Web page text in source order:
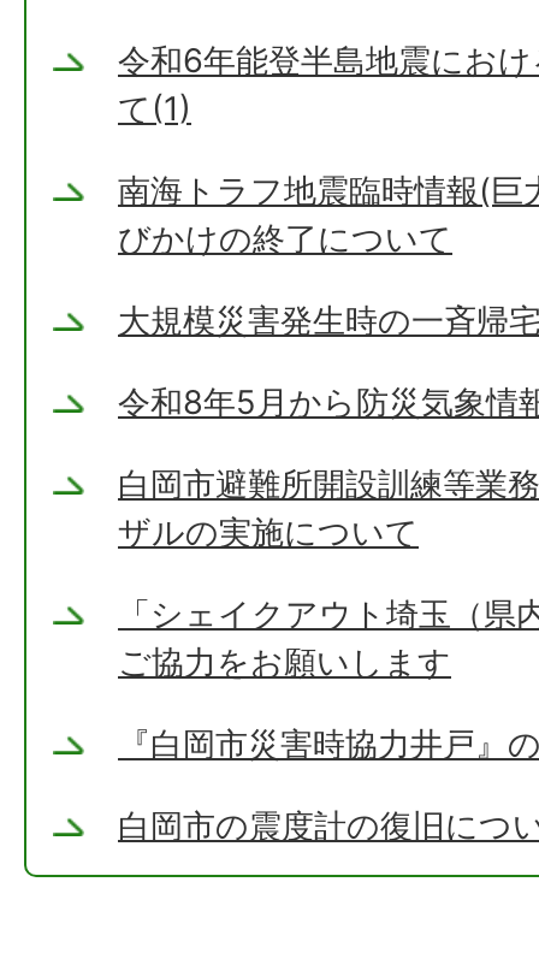
令和6年能登半島地震にお
て(1)
南海トラフ地震臨時情報(巨
びかけの終了について
大規模災害発生時の一斉帰
令和8年5月から防災気象情
白岡市避難所開設訓練等業
ザルの実施について
「シェイクアウト埼玉（県
ご協力をお願いします
『白岡市災害時協力井戸』
白岡市の震度計の復旧につ